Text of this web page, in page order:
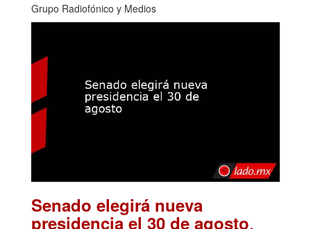
Grupo Radiofónico y Medios
Senado elegirá nueva
presidencia el 30 de agosto.